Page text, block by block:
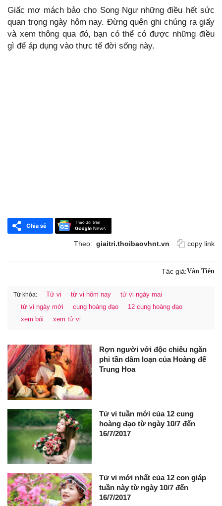
Giấc mơ mách bảo cho Song Ngư những điều hết sức
quan trọng ngày hôm nay. Đừng quên ghi chúng ra giấy
và xem thông qua đó, bạn có thể có được những điều
gì để áp dụng vào thực tế đời sống này.
Theo: giaitri.thoibaovhnt.vn copy link
Tác giả:Vân Tiên
Từ khóa: Tử vi tử vi hôm nay
tử vi ngày mai
tử vi ngày mới
cung hoàng đạo
12 cung hoàng đạo
xem bói
xem tử vi
Rợn người với độc chiêu ngăn
phi tần dâm loạn của Hoàng đế
Trung Hoa
Tử vi tuần mới của 12 cung
hoàng đạo từ ngày 10/7 đến
16/7/2017
Tử vi mới nhất của 12 con giáp
tuần này từ ngày 10/7 đến
16/7/2017